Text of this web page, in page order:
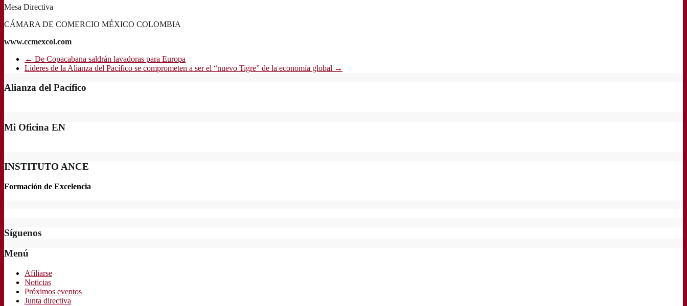
Mesa Directiva
CÁMARA DE COMERCIO MÉXICO COLOMBIA
www.ccmexcol.com
← De Copacabana saldrán lavadoras para Europa
Líderes de la Alianza del Pacífico se comprometen a ser el “nuevo Tigre” de la economía global →
Alianza del Pacífico
Mi Oficina EN
INSTITUTO ANCE
Formación de Excelencia
Síguenos
Menú
Afiliarse
Noticias
Próximos eventos
Junta directiva